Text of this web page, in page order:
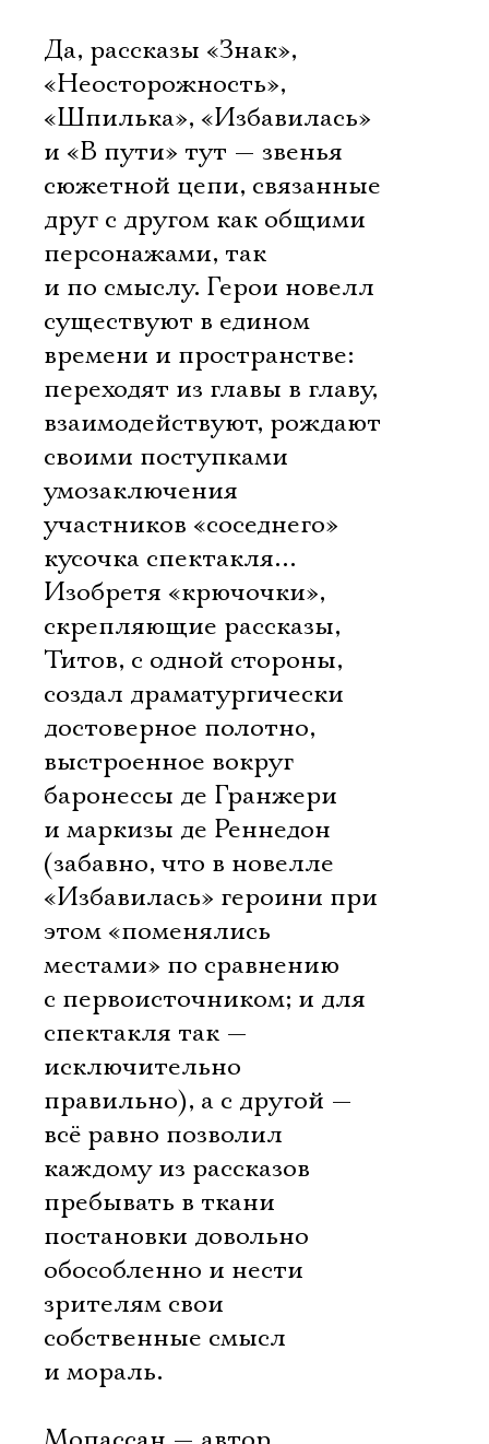
Да, рассказы «Знак»,
«Неосторожность»,
«Шпилька», «Избавилась»
и «В пути» тут — звенья
сюжетной цепи, связанные
друг с другом как общими
персонажами, так
и по смыслу. Герои новелл
существуют в едином
времени и пространстве:
переходят из главы в главу,
взаимодействуют, рождают
своими поступками
умозаключения
участников «соседнего»
кусочка спектакля…
Изобретя «крючочки»,
скрепляющие рассказы,
Титов, с одной стороны,
создал драматургически
достоверное полотно,
выстроенное вокруг
баронессы де Гранжери
и маркизы де Реннедон
(забавно, что в новелле
«Избавилась» героини при
этом «поменялись
местами» по сравнению
с первоисточником; и для
спектакля так —
исключительно
правильно), а с другой —
всё равно позволил
каждому из рассказов
пребывать в ткани
постановки довольно
обособленно и нести
зрителям свои
собственные смысл
и мораль.